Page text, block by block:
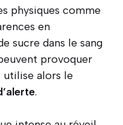
physiques comme
en
sucre dans le sang
provoquer
utilise alors le
.